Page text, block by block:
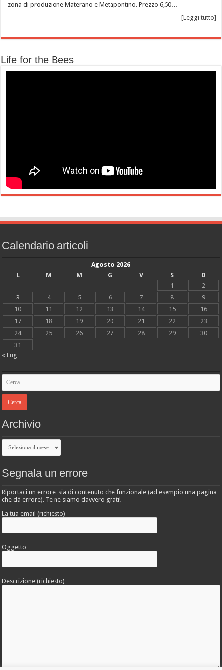
zona di produzione Materano e Metapontino. Prezzo 6,50…
[Leggi tutto]
Life for the Bees
Calendario articoli
Agosto 2026
L
M M G V S
D
1
2
3
4 5 6 7 8
9
10
11 12 13 14 15
16
17
18 19 20 21 22
23
24
25 26 27 28 29
30
31
« Lug
Archivio
Archivio
Segnala un errore
Riportaci un errore, sia di contenuto che funzionale (ad esempio una pagina
che dà errore). Te ne siamo davvero grati!
La tua email (richiesto)
Oggetto
Descrizione (richiesto)